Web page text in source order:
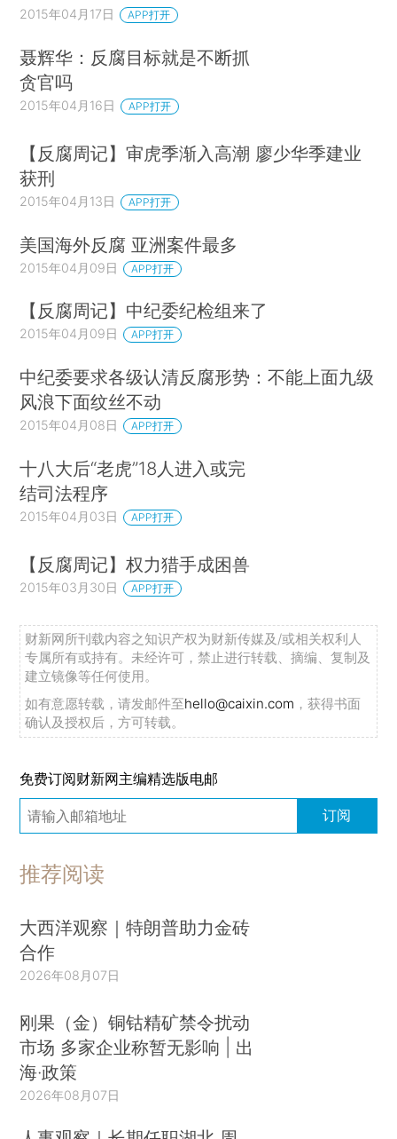
2015年04月17日 APP打开
聂辉华：反腐目标就是不断抓
贪官吗
2015年04月16日 APP打开
【反腐周记】审虎季渐入高潮 廖少华季建业
获刑
2015年04月13日 APP打开
美国海外反腐 亚洲案件最多
2015年04月09日 APP打开
【反腐周记】中纪委纪检组来了
2015年04月09日 APP打开
中纪委要求各级认清反腐形势：不能上面九级
风浪下面纹丝不动
2015年04月08日 APP打开
十八大后“老虎”18人进入或完
结司法程序
2015年04月03日 APP打开
【反腐周记】权力猎手成困兽
2015年03月30日 APP打开
财新网所刊载内容之知识产权为财新传媒及/或相关权利人
专属所有或持有。未经许可，禁止进行转载、摘编、复制及
建立镜像等任何使用。
如有意愿转载，请发邮件至hello@caixin.com ，获得书面
确认及授权后，方可转载。
免费订阅财新网主编精选版电邮
订阅
推荐阅读
大西洋观察｜特朗普助力金砖
合作
2026年08月07日
刚果（金）铜钴精矿禁令扰动
市场 多家企业称暂无影响 | 出
海·政策
2026年08月07日